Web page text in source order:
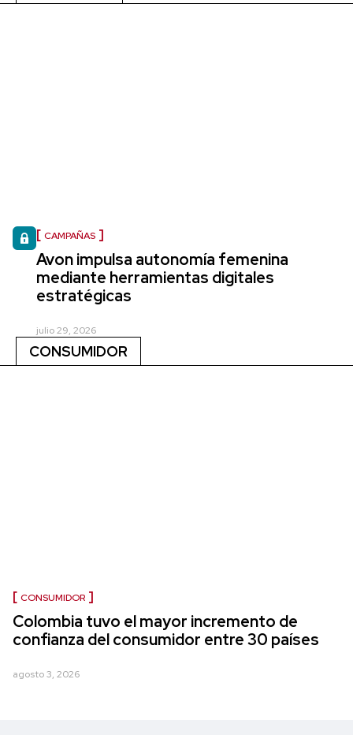
CAMPAÑAS
Avon impulsa autonomía femenina
mediante herramientas digitales
estratégicas
julio 29, 2026
CONSUMIDOR
CONSUMIDOR
Colombia tuvo el mayor incremento de
confianza del consumidor entre 30 países
agosto 3, 2026